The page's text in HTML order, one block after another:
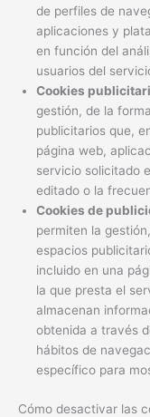
de perfiles de
aplicaciones y
en función del
usuarios del
Cookies
gestión, de la
publicitarios que,
página web,
servicio solicitado
editado o la
Cookies de
permiten la
espacios
incluido en una
la que presta el
almacenan
obtenida a través
hábitos de
específico para
Cómo desactivar las